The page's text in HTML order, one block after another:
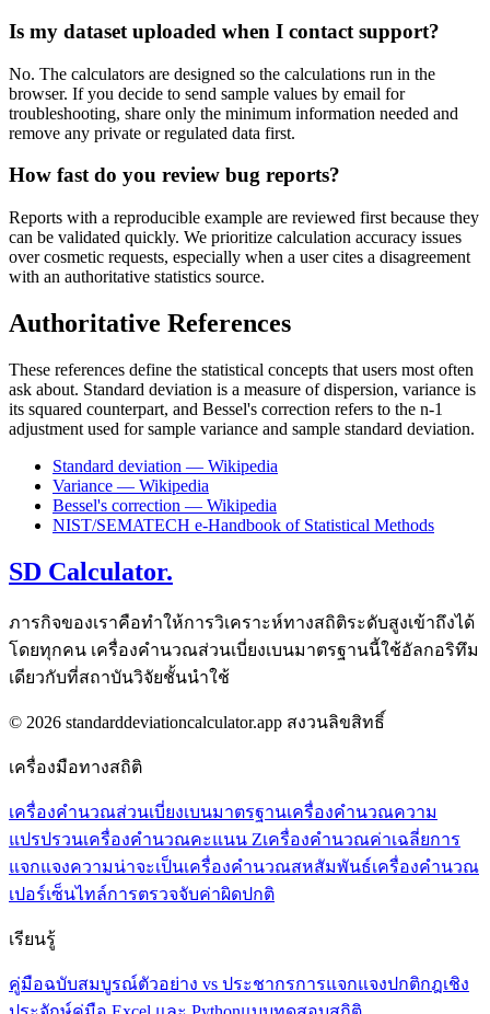
Is my dataset uploaded when I contact support?
No. The calculators are designed so the calculations run in the
browser. If you decide to send sample values by email for
troubleshooting, share only the minimum information needed and
remove any private or regulated data first.
How fast do you review bug reports?
Reports with a reproducible example are reviewed first because they
can be validated quickly. We prioritize calculation accuracy issues
over cosmetic requests, especially when a user cites a disagreement
with an authoritative statistics source.
Authoritative References
These references define the statistical concepts that users most often
ask about. Standard deviation is a measure of dispersion, variance is
its squared counterpart, and Bessel's correction refers to the n-1
adjustment used for sample variance and sample standard deviation.
Standard deviation — Wikipedia
Variance — Wikipedia
Bessel's correction — Wikipedia
NIST/SEMATECH e-Handbook of Statistical Methods
SD Calculator.
ภารกิจของเราคือทำให้การวิเคราะห์ทางสถิติระดับสูงเข้าถึงได้
โดยทุกคน เครื่องคำนวณส่วนเบี่ยงเบนมาตรฐานนี้ใช้อัลกอริทึม
เดียวกับที่สถาบันวิจัยชั้นนำใช้
© 2026 standarddeviationcalculator.app สงวนลิขสิทธิ์
เครื่องมือทางสถิติ
เครื่องคำนวณส่วนเบี่ยงเบนมาตรฐานเครื่องคำนวณความ
แปรปรวนเครื่องคำนวณคะแนน Zเครื่องคำนวณค่าเฉลี่ยการ
แจกแจงความน่าจะเป็นเครื่องคำนวณสหสัมพันธ์เครื่องคำนวณ
เปอร์เซ็นไทล์การตรวจจับค่าผิดปกติ
เรียนรู้
คู่มือฉบับสมบูรณ์ตัวอย่าง vs ประชากรการแจกแจงปกติกฎเชิง